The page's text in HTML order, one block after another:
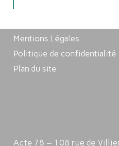
Mentions Légales
Politique de confidentialité
Plan du site
Acte 78 – 108 rue de